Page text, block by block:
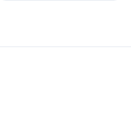
siekiant užtikrinti